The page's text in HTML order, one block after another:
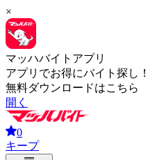
×
マッハバイトアプリ
アプリでお得にバイト探し！
無料ダウンロードはこちら
開く
0
キープ